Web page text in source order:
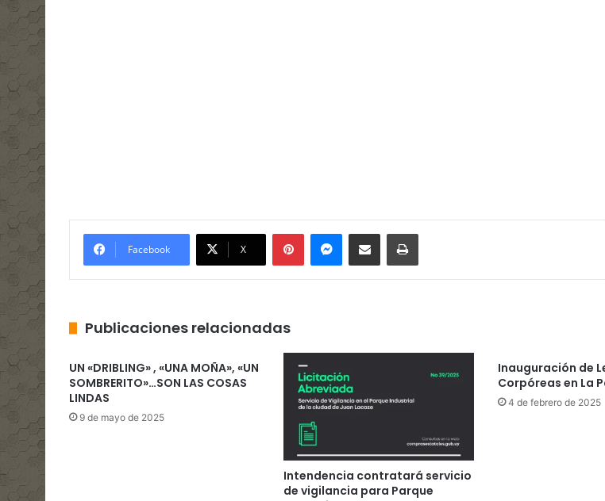
Facebook X
PinterestMessengerCompartir por correo electrónicoImprimir
Publicaciones relacionadas
UN «DRIBLING» , «UNA MOÑA», «UN
SOMBRERITO»…SON LAS COSAS
LINDAS
9 de mayo de 2025
Intendencia contratará servicio
de vigilancia para Parque
Inauguración de
Corpóreas en La
4 de febrero de 2025